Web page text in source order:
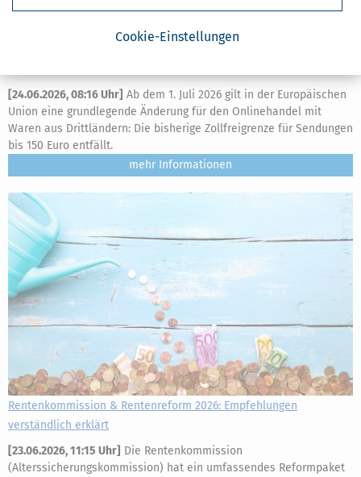
Cookie-Einstellungen
[24.06.2026, 08:16 Uhr] Ab dem 1. Juli 2026 gilt in der Europäischen
Union eine grundlegende Änderung für den Onlinehandel mit
Waren aus Drittländern: Die bisherige Zollfreigrenze für Sendungen
bis 150 Euro entfällt.
mehr
Rentenkommission & Rentenreform 2026: Empfehlungen
verständlich erklärt
[23.06.2026, 11:15 Uhr] Die Rentenkommission
(Alterssicherungskommission) hat ein umfassendes Reformpaket